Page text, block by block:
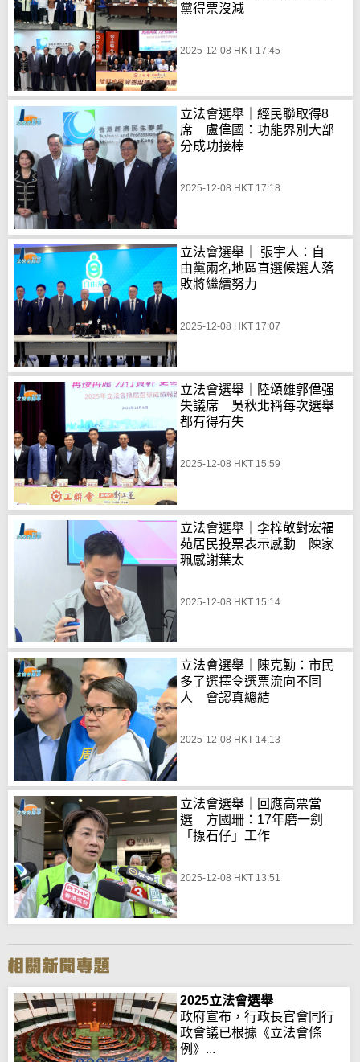
黨得票沒減
2025-12-08 HKT 17:45
立法會選舉｜經民聯取得8
席 盧偉國：功能界別大部
分成功接棒
2025-12-08 HKT 17:18
立法會選舉｜ 張宇人：自
由黨兩名地區直選候選人落
敗將繼續努力
2025-12-08 HKT 17:07
立法會選舉｜陸頌雄郭偉强
失議席 吳秋北稱每次選舉
都有得有失
2025-12-08 HKT 15:59
立法會選舉｜李梓敬對宏福
苑居民投票表示感動 陳家
珮感謝葉太
2025-12-08 HKT 15:14
立法會選舉｜陳克勤：市民
多了選擇令選票流向不同
人 會認真總結
2025-12-08 HKT 14:13
立法會選舉｜回應高票當
選 方國珊：17年磨一劍
「揼石仔」工作
2025-12-08 HKT 13:51
2025立法會選舉
政府宣布，行政長官會同行
政會議已根據《立法會條
例》...